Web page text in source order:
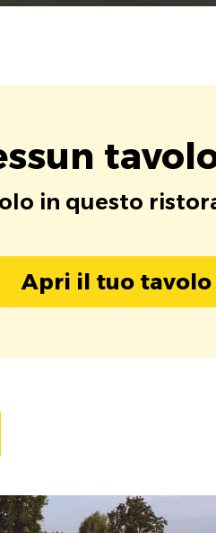
in questo
Apri il tuo tavolo